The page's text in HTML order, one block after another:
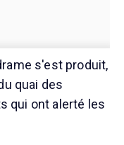
s'est produit,
quai des
qui ont alerté les